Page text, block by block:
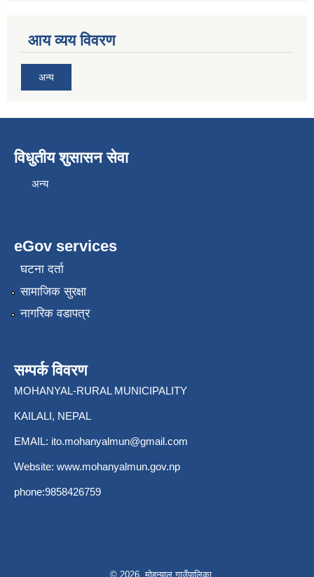
आय व्यय विवरण
अन्य
विधुतीय शुसासन सेवा
अन्य
eGov services
घटना दर्ता
सामाजिक सुरक्षा
नागरिक वडापत्र
सम्पर्क विवरण
MOHANYAL-RURAL MUNICIPALITY
KAILALI, NEPAL
EMAIL: ito.mohanyalmun@gmail.com
Website: www.mohanyalmun.gov.np
phone:9858426759
© 2026 मोहन्याल गाउँपालिका